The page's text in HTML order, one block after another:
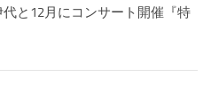
と12月にコンサート開催『特